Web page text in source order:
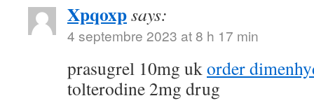
Xpqoxpsays:
4 septembre 2023 at 8 h 17 min
prasugrel 10mg ukorder
tolterodine 2mg drug